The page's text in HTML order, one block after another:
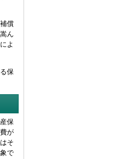
償
ん
よ
保
保
が
そ
で